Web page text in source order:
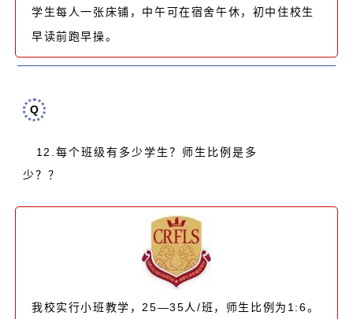
学生每人一张床铺，中午可在宿舍午休，初中住校生
早读前跑早操。
Q
12. 每个班级有多少学生？师生比例是多
少？ ？
我校实行小班教学，25—35人/班，师生比例为1:6。